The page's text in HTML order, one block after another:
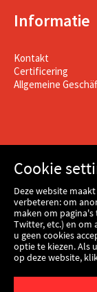
Informatie
Kontakt
Certificering
Allgemeine
Cookie
Deze website
verbeteren: om
maken om
Twitter, etc.) en om
u geen cookies
optie te kiezen. Als
op deze website,